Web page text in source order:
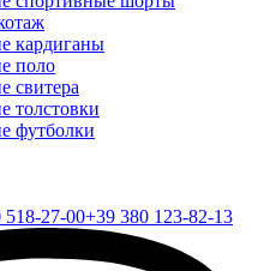
кардиганы
поло
свитера
толстовки
футболки
518-27-00+39 380 123-82-13